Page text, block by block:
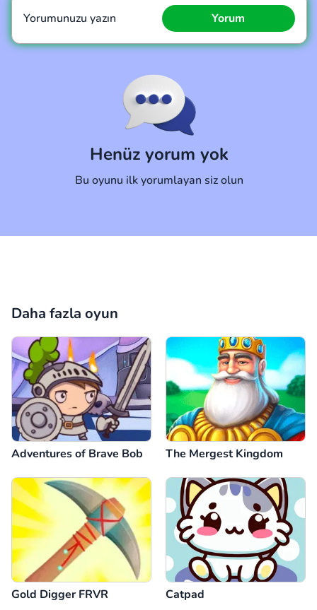
Henüz yorum yok
Bu oyunu ilk yorumlayan siz olun
Yorumunuzu yazın Yorum
Daha fazla oyun
Adventures of Brave Bob The Mergest Kingdom
Gold Digger FRVR Catpad